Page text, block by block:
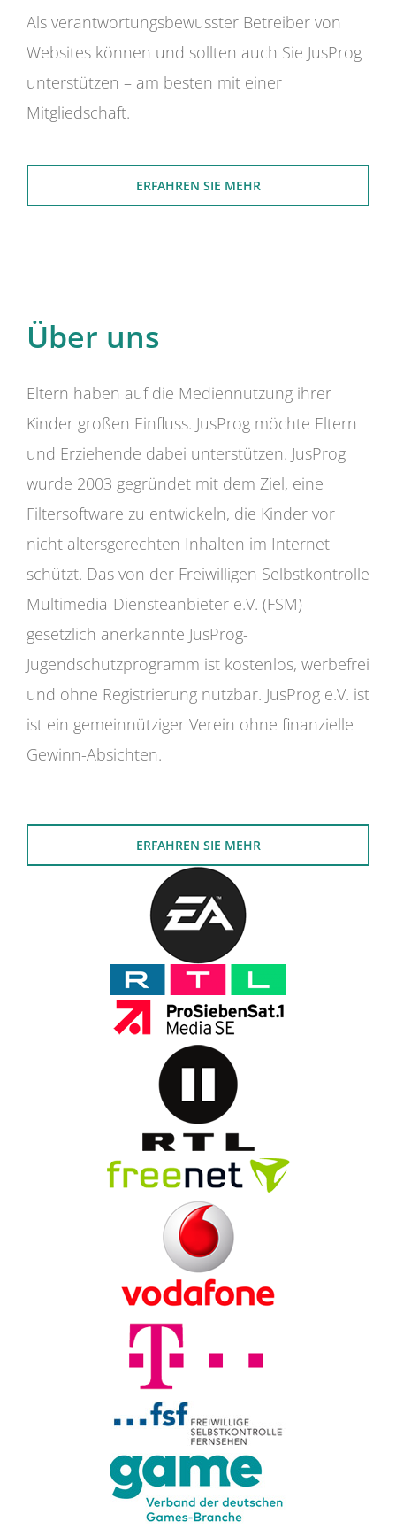
Als verantwortungsbewusster Betreiber von
Websites können und sollten auch Sie JusProg
unterstützen – am besten mit einer
Mitgliedschaft.
ERFAHREN SIE MEHR
Über uns
Eltern haben auf die Mediennutzung ihrer
Kinder großen Einfluss. JusProg möchte Eltern
und Erziehende dabei unterstützen. JusProg
wurde 2003 gegründet mit dem Ziel, eine
Filtersoftware zu entwickeln, die Kinder vor
nicht altersgerechten Inhalten im Internet
schützt. Das von der Freiwilligen Selbstkontrolle
Multimedia-Diensteanbieter e.V. (FSM)
gesetzlich anerkannte JusProg-
Jugendschutzprogramm ist kostenlos, werbefrei
und ohne Registrierung nutzbar. JusProg e.V. ist
ist ein gemeinnütziger Verein ohne finanzielle
Gewinn-Absichten.
ERFAHREN SIE MEHR